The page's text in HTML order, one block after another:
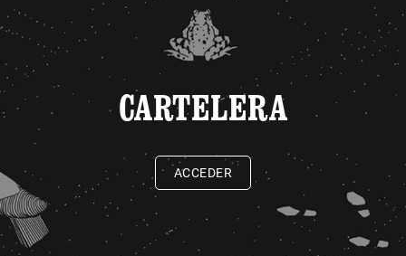
CARTELERA
ACCEDER